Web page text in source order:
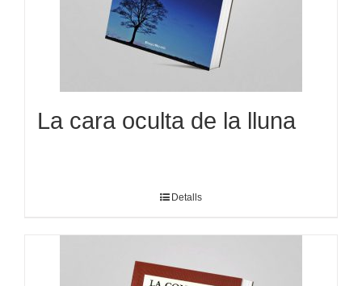
La cara oculta de la lluna
Detalls